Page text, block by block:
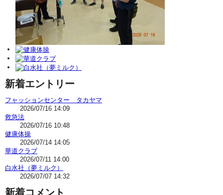
新着エントリー
フャッションセンター タカヤマ
2026/07/16 14:09
救急法
2026/07/16 10:48
健康体操
2026/07/14 14:05
華道クラブ
2026/07/11 14:00
白水社（夢ミルク）
2026/07/07 14:32
新着コメント